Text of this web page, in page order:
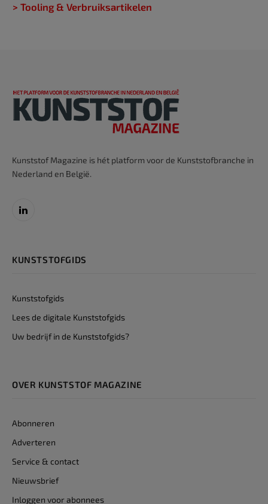
> Tooling & Verbruiksartikelen
Kunststof Magazine is hét platform voor de Kunststofbranche in
Nederland en België.
LinkedIn
KUNSTSTOFGIDS
Kunststofgids
Lees de digitale Kunststofgids
Uw bedrijf in de Kunststofgids?
OVER KUNSTSTOF MAGAZINE
Abonneren
Adverteren
Service & contact
Nieuwsbrief
Inloggen voor abonnees